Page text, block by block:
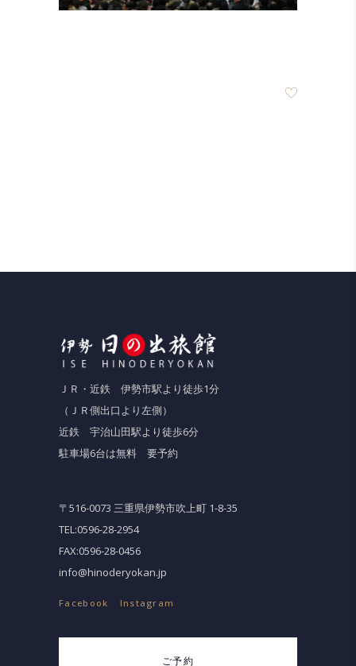
ＪＲ・近鉄 伊勢市駅より徒歩1分
（ＪＲ側出口より左側）
近鉄 宇治山田駅より徒歩6分
駐車場6台は無料 要予約
〒516-0073 三重県伊勢市吹上町 1-8-35
TEL:0596-28-2954
FAX:0596-28-0456
info@hinoderyokan.jp
Facebook Instagram
ご予約